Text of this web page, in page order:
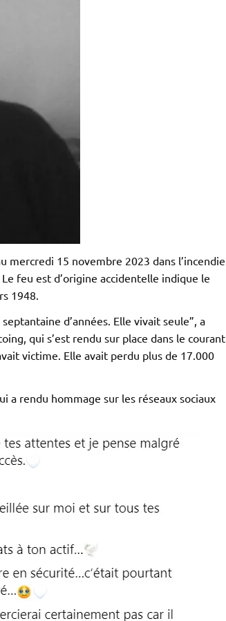
mercredi 15 novembre 2023 dans l’incendie
feu est d’origine accidentelle indique le
1948.
d’années. Elle vivait seule”, a
qui s’est rendu sur place dans le courant
victime. Elle avait perdu plus de 17.000
a rendu hommage sur les réseaux sociaux